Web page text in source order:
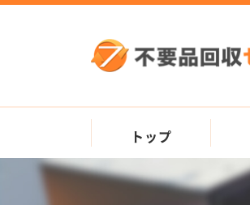
トップ